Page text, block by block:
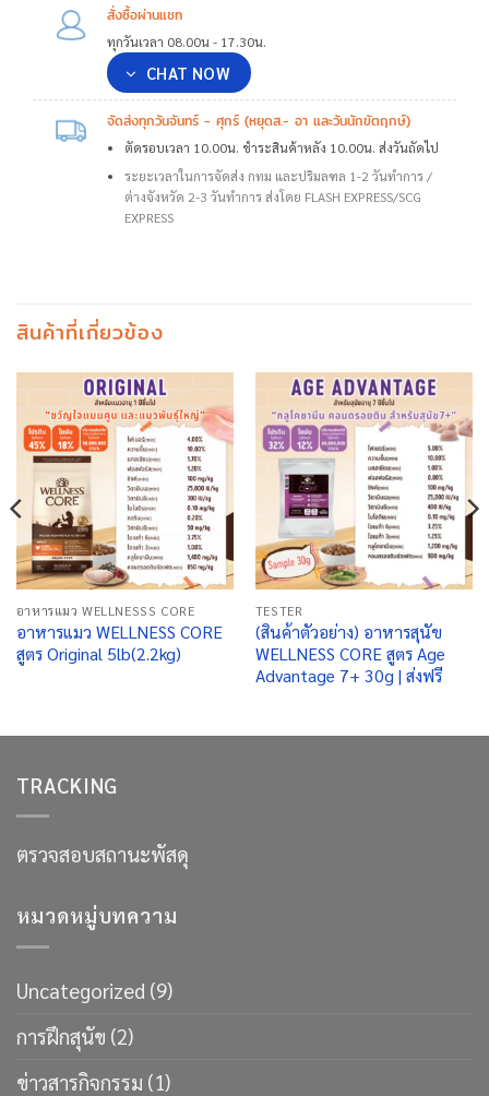
สั่งซื้อผ่านแชท
ทุกวันเวลา 08.00น - 17.30น.
CHAT NOW
จัดส่งทุกวันจันทร์ - ศุกร์ (หยุดส.- อา และวันนักขัตฤกษ์)
ตัดรอบเวลา 10.00น. ชำระสินค้าหลัง 10.00น. ส่งวันถัดไป
ระยะเวลาในการจัดส่ง กทม และปริมลฑล 1-2 วันทำการ /
ต่างจังหวัด 2-3 วันทำการ ส่งโดย FLASH EXPRESS/SCG
EXPRESS
สินค้าที่เกี่ยวข้อง
อาหารแมว WELLNESSS CORE
อาหารแมว WELLNESS CORE
สูตร Original 5lb(2.2kg)
TESTER
(สินค้าตัวอย่าง) อาหารสุนัข
WELLNESS CORE สูตร Age
Advantage 7+ 30g | ส่งฟรี
TRACKING
ตรวจสอบสถานะพัสดุ
หมวดหมู่บทความ
Uncategorized (9)
การฝึกสุนัข (2)
ข่าวสารกิจกรรม (1)